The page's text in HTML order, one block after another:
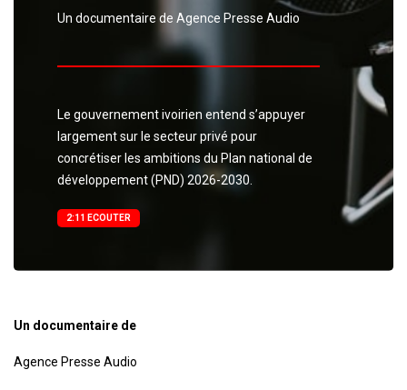
Un documentaire de Agence Presse Audio
Le gouvernement ivoirien entend s’appuyer
largement sur le secteur privé pour
concrétiser les ambitions du Plan national de
développement (PND) 2026-2030.
2:11 ECOUTER
Un documentaire de
Agence Presse Audio